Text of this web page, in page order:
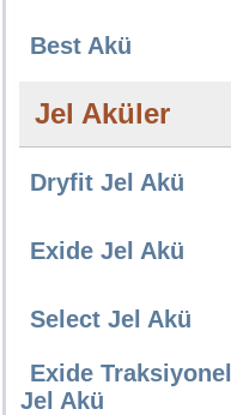
Best Akü
Jel Aküler
Dryfit Jel Akü
Exide Jel Akü
Select Jel Akü
Exide Traksiyonel
Jel Akü